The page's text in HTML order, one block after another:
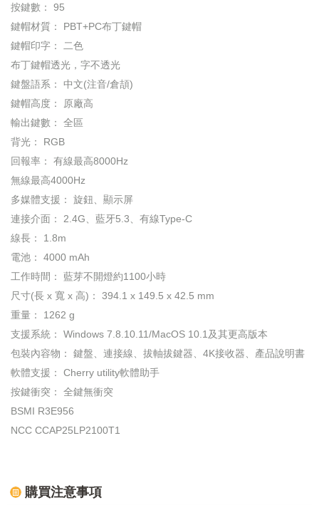
按鍵數： 95
鍵帽材質： PBT+PC布丁鍵帽
鍵帽印字： 二色
布丁鍵帽透光，字不透光
鍵盤語系： 中文(注音/倉頡)
鍵帽高度： 原廠高
輸出鍵數： 全區
背光： RGB
回報率： 有線最高8000Hz
無線最高4000Hz
多媒體支援： 旋鈕、顯示屏
連接介面： 2.4G、藍牙5.3、有線Type-C
線長： 1.8m
電池： 4000 mAh
工作時間： 藍芽不開燈約1100小時
尺寸(長 x 寬 x 高)： 394.1 x 149.5 x 42.5 mm
重量： 1262 g
支援系統： Windows 7.8.10.11/MacOS 10.1及其更高版本
包裝內容物： 鍵盤、連接線、拔軸拔鍵器、4K接收器、產品說明書
軟體支援： Cherry utility軟體助手
按鍵衝突： 全鍵無衝突
BSMI R3E956
NCC CCAP25LP2100T1
購買注意事項